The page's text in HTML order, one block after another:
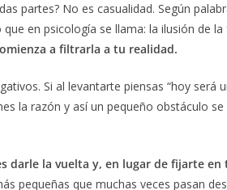
partes? No es casualidad. Según
en psicología se llama: la ilusión de la
a filtrarla a tu realidad.
Si al levantarte piensas “hoy será
la razón y así un pequeño obstáculo
darle la vuelta y, en lugar de fijarte en
pequeñas que muchas veces pasan